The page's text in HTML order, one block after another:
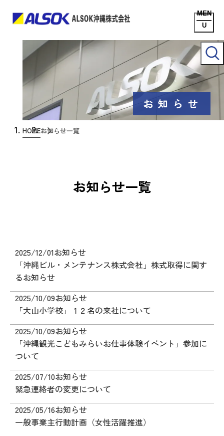
お知らせ
HOMEお知らせ一覧
お知らせ一覧
2025/12/01お知らせ
「沖縄ビル・メンテナンス株式会社」株式取得に関す
るお知らせ
2025/10/09お知らせ
「大山小学校」１２名の来社について
2025/10/09お知らせ
「沖縄観光こどもみらいお仕事体験イベント」参加に
ついて
2025/07/10お知らせ
緊急連絡者の変更について
2025/05/16お知らせ
一般事業主行動計画（女性活躍推進）